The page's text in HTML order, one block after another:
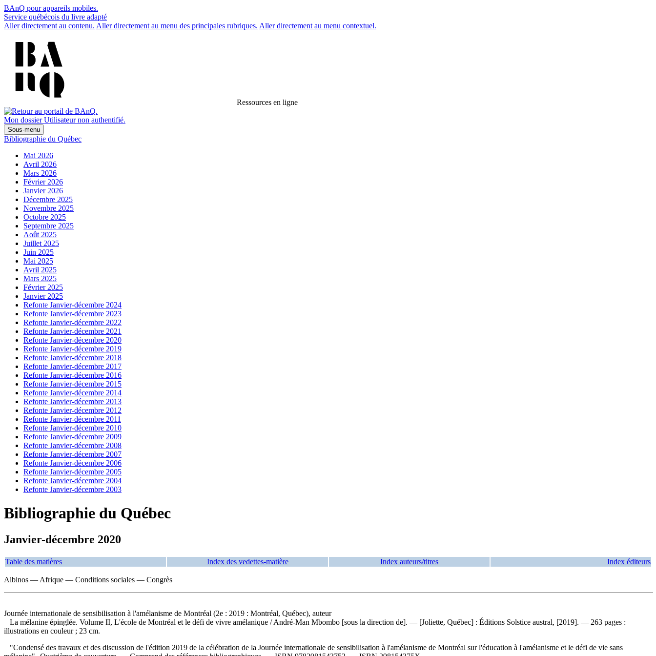
BAnQ pour appareils mobiles.
Service québécois du livre adapté
Aller directement au contenu. Aller directement au menu des principales rubriques. Aller directement au menu contextuel.
Ressources en ligne
Mon dossier Utilisateur non authentifié.
Sous-menu
Bibliographie du Québec
Mai 2026
Avril 2026
Mars 2026
Février 2026
Janvier 2026
Décembre 2025
Novembre 2025
Octobre 2025
Septembre 2025
Août 2025
Juillet 2025
Juin 2025
Mai 2025
Avril 2025
Mars 2025
Février 2025
Janvier 2025
Refonte Janvier-décembre 2024
Refonte Janvier-décembre 2023
Refonte Janvier-décembre 2022
Refonte Janvier-décembre 2021
Refonte Janvier-décembre 2020
Refonte Janvier-décembre 2019
Refonte Janvier-décembre 2018
Refonte Janvier-décembre 2017
Refonte Janvier-décembre 2016
Refonte Janvier-décembre 2015
Refonte Janvier-décembre 2014
Refonte Janvier-décembre 2013
Refonte Janvier-décembre 2012
Refonte Janvier-décembre 2011
Refonte Janvier-décembre 2010
Refonte Janvier-décembre 2009
Refonte Janvier-décembre 2008
Refonte Janvier-décembre 2007
Refonte Janvier-décembre 2006
Refonte Janvier-décembre 2005
Refonte Janvier-décembre 2004
Refonte Janvier-décembre 2003
Bibliographie du Québec
Janvier-décembre 2020
Table des matières Index des vedettes-matière Index auteurs/titres Index éditeurs
Albinos — Afrique — Conditions sociales — Congrès
Journée internationale de sensibilisation à l'amélanisme de Montréal (2e : 2019 : Montréal, Québec), auteur
La mélanine épinglée. Volume II, L'école de Montréal et le défi de vivre amélanique / André-Man Mbombo [sous la direction de]. — [Joliette, Québec] : Éditions Solstice austral, [2019]. — 263 pages :
illustrations en couleur ; 23 cm.
"Condensé des travaux et des discussion de l'édition 2019 de la célébration de la Journée internationale de sensibilisation à l'amélanisme de Montréal sur l'éducation à l'amélanisme et le défi de vie sans